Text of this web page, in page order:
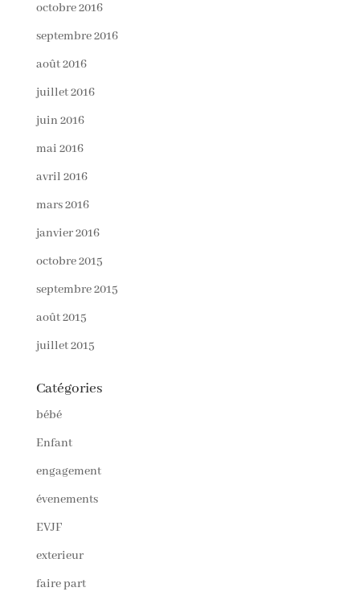
octobre 2016
septembre 2016
août 2016
juillet 2016
juin 2016
mai 2016
avril 2016
mars 2016
janvier 2016
octobre 2015
septembre 2015
août 2015
juillet 2015
Catégories
bébé
Enfant
engagement
évenements
EVJF
exterieur
faire part